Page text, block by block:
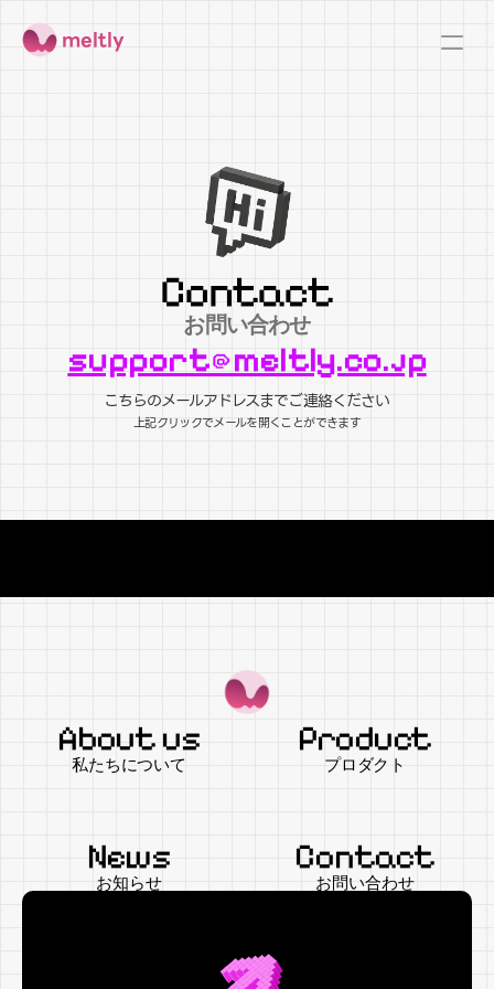
Contact
お問い合わせ
support@meltly.co.jp
こちらのメールアドレスまでご連絡ください
上記クリックでメールを開くことができます
About us
私たちについて
Product
プロダクト
News
お知らせ
Contact
お問い合わせ
meltly